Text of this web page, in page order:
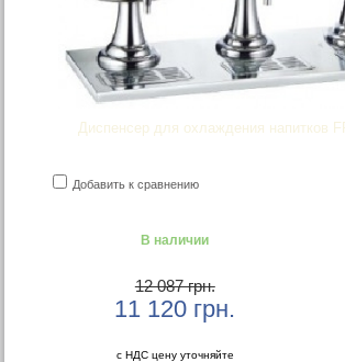
Диспенсер для охлаждения напитков
Добавить к сравнению
В наличии
12 087 грн.
11 120 грн.
с НДС цену уточняйте